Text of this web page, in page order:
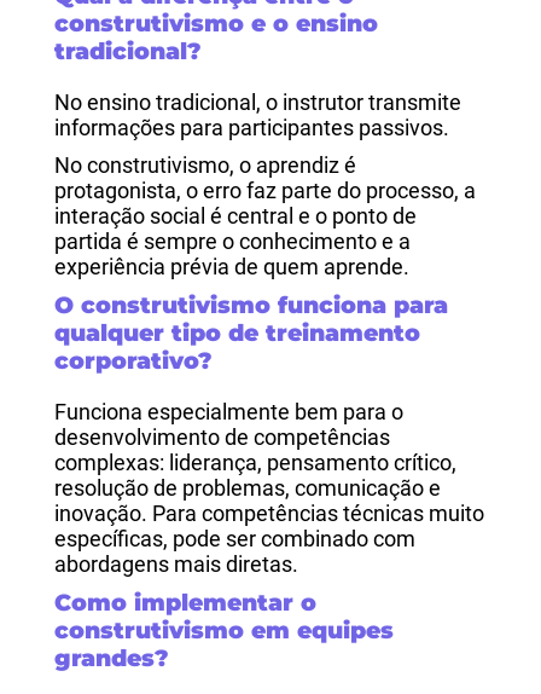
construtivismo e o ensino
tradicional?
No ensino tradicional, o instrutor transmite
informações para participantes passivos.
No construtivismo, o aprendiz é
protagonista, o erro faz parte do processo, a
interação social é central e o ponto de
partida é sempre o conhecimento e a
experiência prévia de quem aprende.
O construtivismo funciona para
qualquer tipo de treinamento
corporativo?
Funciona especialmente bem para o
desenvolvimento de competências
complexas: liderança, pensamento crítico,
resolução de problemas, comunicação e
inovação. Para competências técnicas muito
específicas, pode ser combinado com
abordagens mais diretas.
Como implementar o
construtivismo em equipes
grandes?